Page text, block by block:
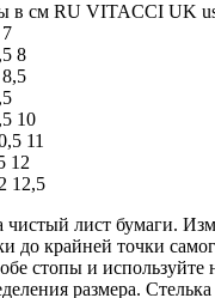
в см RU VITACCI UK
7
8
8,5
10
11
12
12,5
чистый лист бумаги.
до крайней точки
стопы и используйте
размера.